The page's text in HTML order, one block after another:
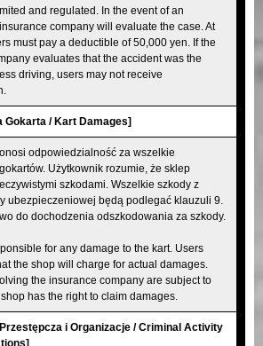
and regulated. In the event of an
company will evaluate the case. At
must pay a deductible of 50,000 yen. If the
evaluates that the accident was the
driving, users may not receive
Gokarta / Kart Damages]
odpowiedzialność za wszelkie
Użytkownik rozumie, że sklep
szkodami. Wszelkie szkody z
ubezpieczeniowej będą podlegać klauzuli 9.
do dochodzenia odszkodowania za szkody.
for any damage to the kart. Users
the shop will charge for actual damages.
the insurance company are subject to
has the right to claim damages.
i Organizacje / Criminal Activity